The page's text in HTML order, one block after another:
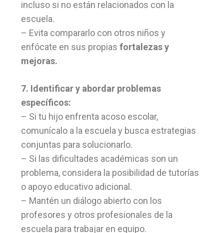
incluso si no están relacionados con la
escuela.
– Evita compararlo con otros niños y
enfócate en sus propias fortalezas y
mejoras.
7. Identificar y abordar problemas
específicos:
– Si tu hijo enfrenta acoso escolar,
comunícalo a la escuela y busca estrategias
conjuntas para solucionarlo.
– Si las dificultades académicas son un
problema, considera la posibilidad de tutorías
o apoyo educativo adicional.
– Mantén un diálogo abierto con los
profesores y otros profesionales de la
escuela para trabajar en equipo.